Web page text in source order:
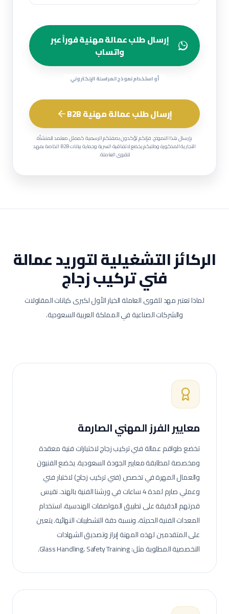
إرسال طلب عمالة مهنية فوراً عبر
واتساب
أو استخدام نموذج المراسلة الإلكتروني
إرسال طلب عمالة مهنية B2B
بإرسال هذا النموذج، فإنكم تؤكدون بصفتكم الرسمية كممثل معتمد للمنشأة
التجارية المذكورة وطلبكم يخضع لاتفاقية السرية وحماية بيانات B2B الخاصة بمهد
للقوى العاملة.
الركائز التشغيلية لتوريد عمالة
فني تركيب زجاج
لماذا تعتبر مهد للقوى العاملة الخيار الأول لكبرى كيانات المقاولات
والشركات الصناعية في المملكة العربية السعودية.
معايير الفرز المهني الصارمة
تخضع طواقم عمالةفني تركيب زجاجلاختبارات فنية معقدة
ومخصصة لمطابقة معايير الجودة السعودية.يخضع الفنيون
والعمال المهرة في تخصص (فني تركيب زجاج) لاختبار فني
وعملي صارم لمدة 4 ساعات في ورشنا الفنية بالهند. نقيس
قدرتهم الدقيقة على تطبيق المواصفات الهندسية، استخدام
المعدات الفنية الحديثة، ونسبة دقة التشطيبات النهائية.يتعين
على المتقدمين لهذه المهنة إبراز وتصديق الشهادات
التخصصية المطلوبة مثل: Glass Handling، Safety Training.